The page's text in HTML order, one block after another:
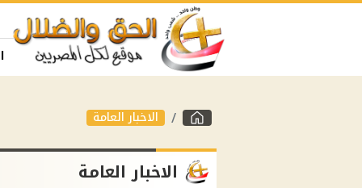
الاخبار العامة
الاخبار العامة